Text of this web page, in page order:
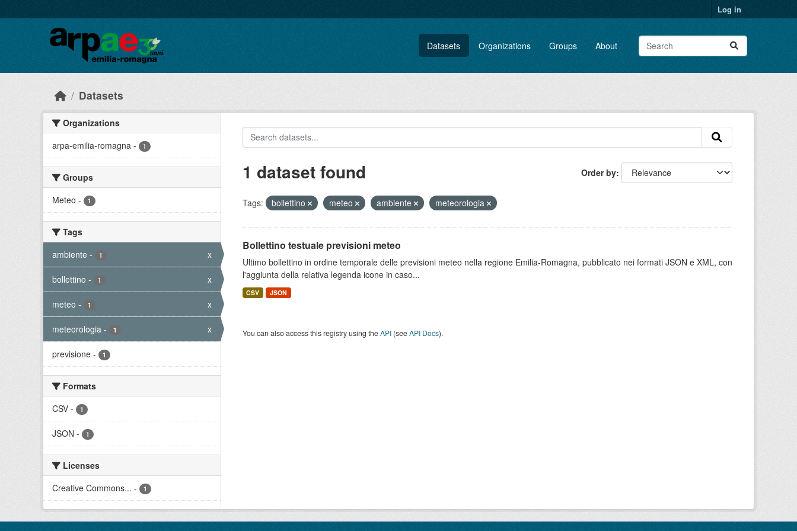
Log in
Datasets Organizations Groups About
Datasets
Organizations
arpa-emilia-romagna - 1
Groups
Meteo - 1
Tags
ambiente - 1 x
bollettino - 1 x
meteo - 1 x
meteorologia - 1 x
previsione - 1
Formats
CSV - 1
JSON - 1
Licenses
Creative Commons... - 1
Order by
1 dataset found
Tags: bollettino meteo ambiente meteorologia
Bollettino testuale previsioni meteo
Ultimo bollettino in ordine temporale delle previsioni meteo nella regione Emilia-Romagna, pubblicato nei formati JSON e XML, con
l'aggiunta della relativa legenda icone in caso...
CSV JSON
You can also access this registry using theAPI(seeAPI Docs).